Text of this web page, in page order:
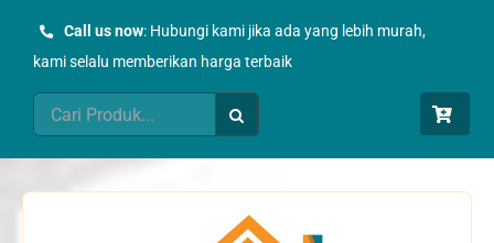
Call us now: Hubungi kami jika ada yang lebih murah,
kami selalu memberikan harga terbaik
Search
for: